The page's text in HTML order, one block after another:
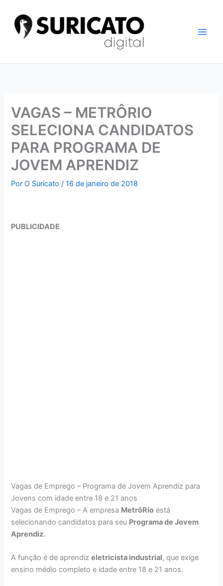
conteúdo
VAGAS – METRÔRIO
SELECIONA CANDIDATOS
PARA PROGRAMA DE
JOVEM APRENDIZ
PorO Suricato/16 de janeiro de 2018
PUBLICIDADE
Vagas de Emprego – Programa de Jovem Aprendiz para
Jovens com idade entre 18 e 21 anos
Vagas de Emprego – A empresa MetrôRio está
selecionando candidatos para seu Programa de Jovem
Aprendiz.
A função é de aprendizeletricista industrial, que exige
ensino médio completo e idade entre 18 e 21 anos.